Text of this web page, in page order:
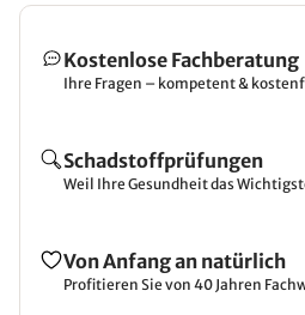
Kostenlose Fachberatung
Ihre Fragen – kompetent &
Schadstoffprüfungen
Weil Ihre Gesundheit das
Von Anfang an natürlich
Profitieren Sie von 40 Jahren